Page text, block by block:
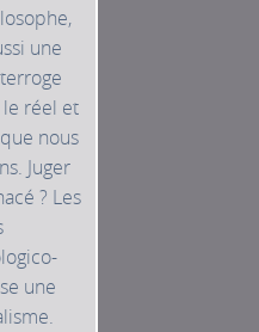
une
réel et
nous
Juger
? Les
une